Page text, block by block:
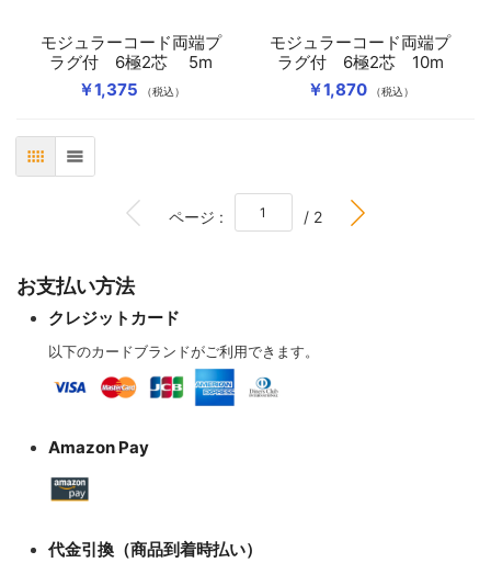
￥1,375 （税込）
モジュラーコード両端プ
ラグ付 6極2芯 5m
￥1,870
（税込）
モジュラーコード両端プ
ラグ付 6極2芯 10m
表 リスト
ページ :BOTTOM / 2
お支払い方法
クレジットカード
以下のカードブランドがご利用できます。
Amazon Pay
代金引換（商品到着時払い）